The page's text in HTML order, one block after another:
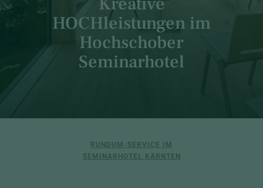
HOCHleistungen im
Hochschober
Seminarhotel
RUNDUM-SERVICE IM
SEMINARHOTEL KÄRNTEN